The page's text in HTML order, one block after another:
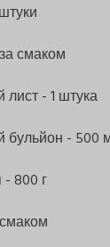
смаком
лист- 1 штука
бульйон - 500
- 800 г